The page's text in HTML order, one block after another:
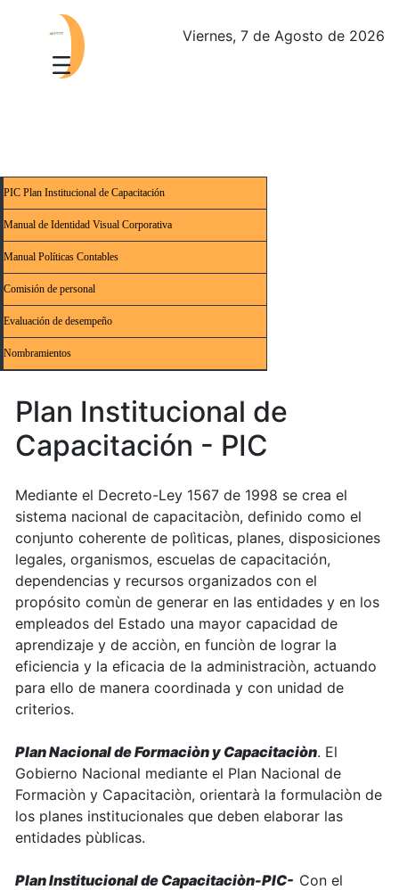
Viernes, 7 de Agosto de 2026
PIC Plan Institucional de Capacitación
Manual de Identidad Visual Corporativa
Manual Políticas Contables
Comisión de personal
Evaluación de desempeño
Nombramientos
Plan Institucional de
Capacitación - PIC
Mediante el Decreto-Ley 1567 de 1998 se crea el
sistema nacional de capacitaciòn, definido como el
conjunto coherente de polìticas, planes, disposiciones
legales, organismos, escuelas de capacitación,
dependencias y recursos organizados con el
propósito comùn de generar en las entidades y en los
empleados del Estado una mayor capacidad de
aprendizaje y de acciòn, en funciòn de lograr la
eficiencia y la eficacia de la administraciòn, actuando
para ello de manera coordinada y con unidad de
criterios.
Plan Nacional de Formaciòn y Capacitaciòn. El
Gobierno Nacional mediante el Plan Nacional de
Formaciòn y Capacitaciòn, orientarà la formulaciòn de
los planes institucionales que deben elaborar las
entidades pùblicas.
Plan Institucional de Capacitaciòn-PIC- Con el